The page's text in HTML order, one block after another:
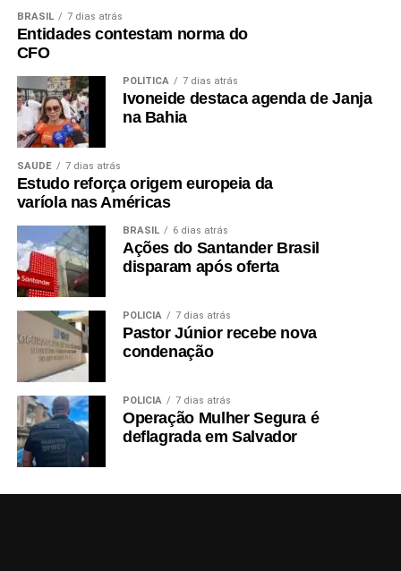
BRASIL 7 dias atrás
Entidades contestam norma do
CFO
POLÍTICA 7 dias atrás
Ivoneide destaca agenda de Janja
na Bahia
SAÚDE 7 dias atrás
Estudo reforça origem europeia da
varíola nas Américas
BRASIL 6 dias atrás
Ações do Santander Brasil
disparam após oferta
POLÍCIA 7 dias atrás
Pastor Júnior recebe nova
condenação
POLÍCIA 7 dias atrás
Operação Mulher Segura é
deflagrada em Salvador